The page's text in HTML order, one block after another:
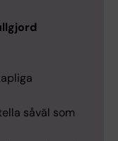
såväl som